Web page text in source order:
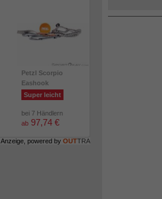
Petzl Scorpio
Eashook
Super leicht
bei 7 Händlern
ab 97,74 €
Anzeige, powered by OUTTRA